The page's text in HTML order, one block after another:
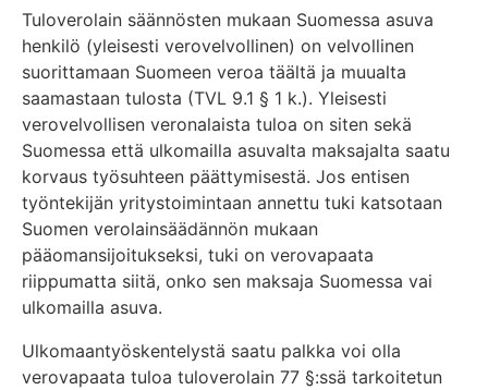
Tuloverolain säännösten mukaan Suomessa asuva
henkilö (yleisesti verovelvollinen) on velvollinen
suorittamaan Suomeen veroa täältä ja muualta
saamastaan tulosta (TVL 9.1 § 1 k.). Yleisesti
verovelvollisen veronalaista tuloa on siten sekä
Suomessa että ulkomailla asuvalta maksajalta saatu
korvaus työsuhteen päättymisestä. Jos entisen
työntekijän yritystoimintaan annettu tuki katsotaan
Suomen verolainsäädännön mukaan
pääomansijoitukseksi, tuki on verovapaata
riippumatta siitä, onko sen maksaja Suomessa vai
ulkomailla asuva.
Ulkomaantyöskentelystä saatu palkka voi olla
verovapaata tuloa tuloverolain 77 §:ssä tarkoitetun